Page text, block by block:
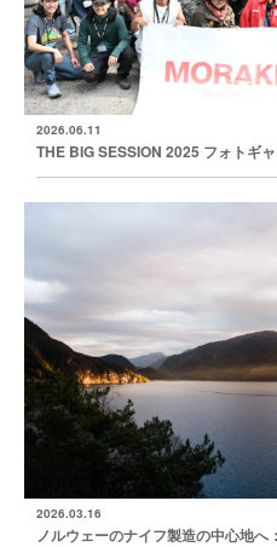
2026.06.11
THE BIG SESSION 2025 フォトギ
2026.03.16
ノルウェーのナイフ製造の中心地へ